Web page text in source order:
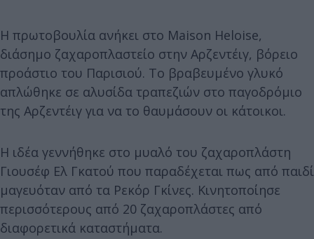
Η πρωτοβουλία ανήκει στο Maison Heloise,
διάσημο ζαχαροπλαστείο στην Αρζεντέιγ, βόρειο
προάστιο του Παρισιού. Το βραβευμένο γλυκό
απλώθηκε σε αλυσίδα τραπεζιών στο παγοδρόμιο
της Αρζεντέιγ για να το θαυμάσουν οι κάτοικοι.
Η ιδέα γεννήθηκε στο μυαλό του ζαχαροπλάστη
Γιουσέφ Ελ Γκατού που παραδέχεται πως από παιδί
μαγευόταν από τα Ρεκόρ Γκίνες. Κινητοποίησε
περισσότερους από 20 ζαχαροπλάστες από
διαφορετικά καταστήματα.